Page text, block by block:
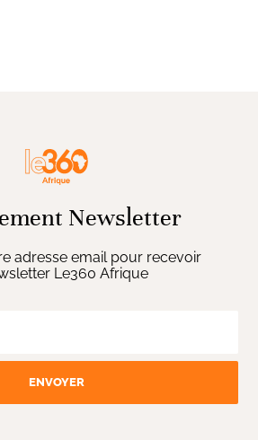
Newsletter
adresse email pour recevoir
Le360 Afrique
ENVOYER